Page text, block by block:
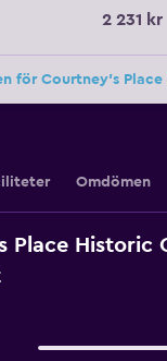
2 231 kr
Omdömen
Place Historic